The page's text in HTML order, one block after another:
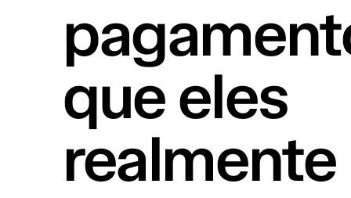
que eles
realmente